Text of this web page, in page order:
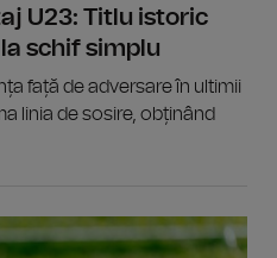
U23: Titlu istoric
schif simplu
față de adversare în ultimii
linia de sosire, obținând